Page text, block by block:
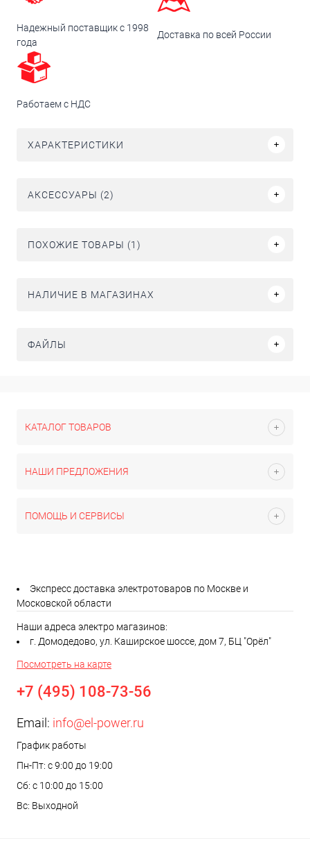
Надежный поставщик с 1998
года
Доставка по всей России
Работаем с НДС
ХАРАКТЕРИСТИКИ
АКСЕССУАРЫ (2)
ПОХОЖИЕ ТОВАРЫ (1)
НАЛИЧИЕ В МАГАЗИНАХ
ФАЙЛЫ
КАТАЛОГ ТОВАРОВ
НАШИ ПРЕДЛОЖЕНИЯ
ПОМОЩЬ И СЕРВИСЫ
Экспресс доставка электротоваров по Москве и
Московской области
Наши адреса электро магазинов:
г. Домодедово, ул. Каширское шоссе, дом 7, БЦ "Орёл"
Посмотреть на карте
+7 (495) 108-73-56
Email: info@el-power.ru
График работы
Пн-Пт: с 9:00 до 19:00
Сб: с 10:00 до 15:00
Вс: Выходной